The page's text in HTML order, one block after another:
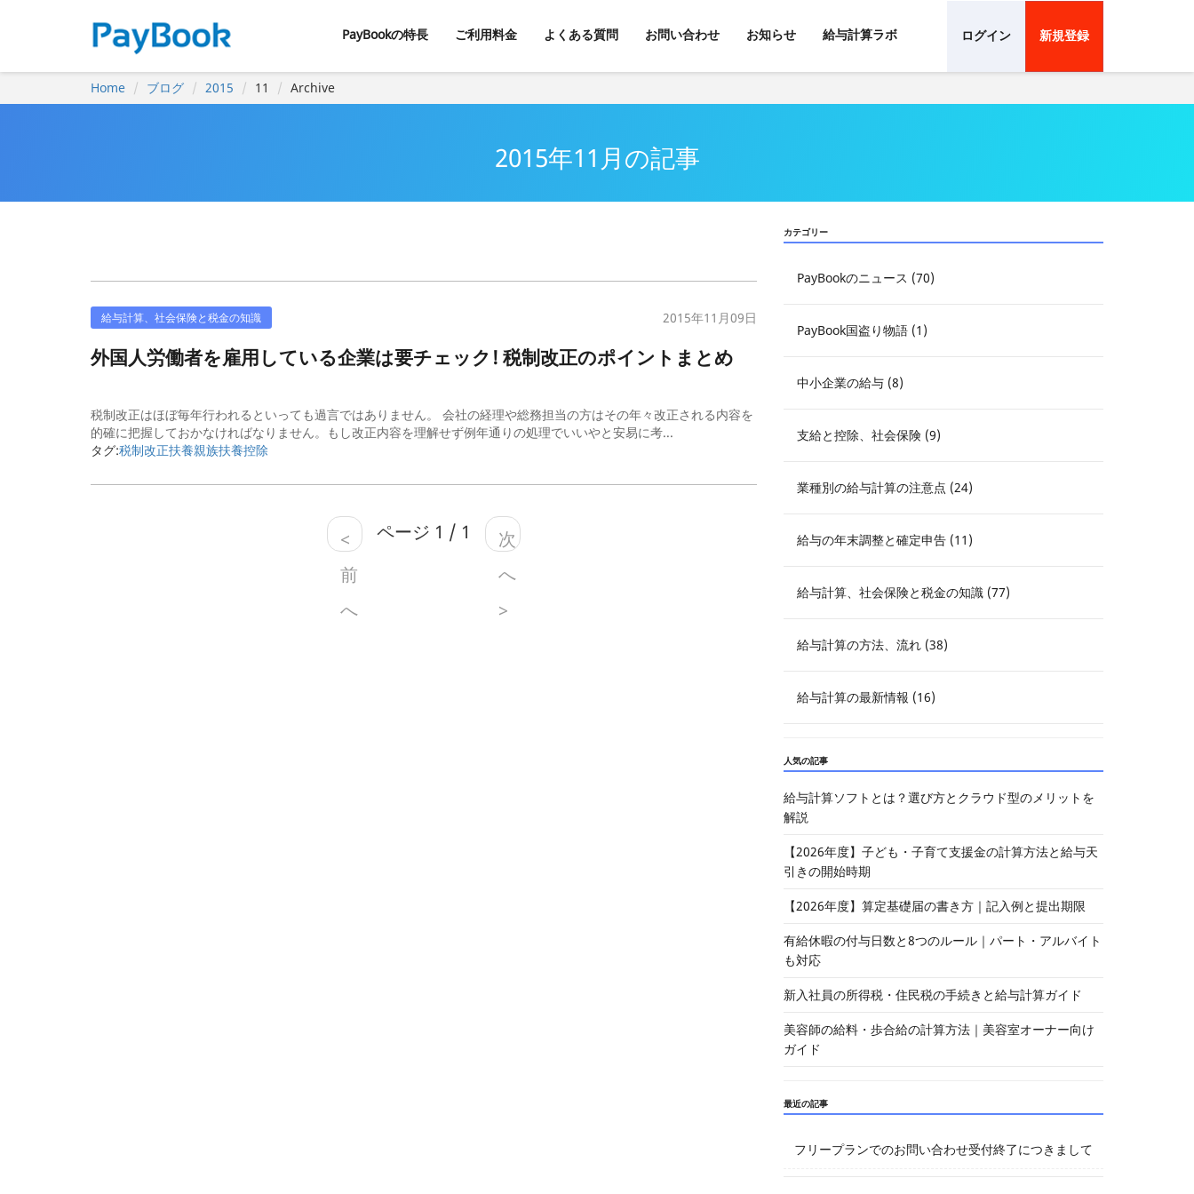
PayBookの特長 ご利用料金 よくある質問 お問い合わせ お知らせ 給与計算ラボ ログイン 新規登録
Home ブログ 2015 11 Archive
2015年11月の記事
給与計算、社会保険と税金の知識 2015年11月09日
外国人労働者を雇用している企業は要チェック! 税制改正のポイントまとめ
税制改正はほぼ毎年行われるといっても過言ではありません。 会社の経理や総務担当の方はその年々改正される内容を
的確に把握しておかなければなりません。もし改正内容を理解せず例年通りの処理でいいやと安易に考...
タグ:税制改正扶養親族扶養控除
<
前
へ
ページ 1 / 1
次
へ
>
カテゴリー
PayBookのニュース (70)
PayBook国盗り物語 (1)
中小企業の給与 (8)
支給と控除、社会保険 (9)
業種別の給与計算の注意点 (24)
給与の年末調整と確定申告 (11)
給与計算、社会保険と税金の知識 (77)
給与計算の方法、流れ (38)
給与計算の最新情報 (16)
人気の記事
給与計算ソフトとは？選び方とクラウド型のメリットを
解説
【2026年度】子ども・子育て支援金の計算方法と給与天
引きの開始時期
【2026年度】算定基礎届の書き方｜記入例と提出期限
有給休暇の付与日数と8つのルール｜パート・アルバイト
も対応
新入社員の所得税・住民税の手続きと給与計算ガイド
美容師の給料・歩合給の計算方法｜美容室オーナー向け
ガイド
最近の記事
フリープランでのお問い合わせ受付終了につきまして